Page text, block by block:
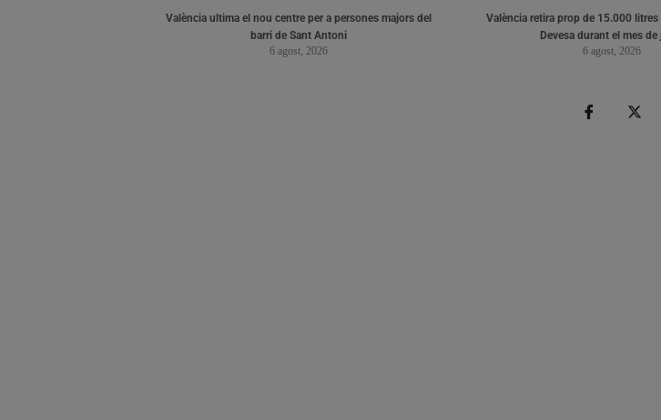
València ultima el nou centre per a persones majors del
barri de Sant Antoni
6 agost, 2026
València retira prop de 15.000 litres
Devesa durant el mes
6 agost, 2026